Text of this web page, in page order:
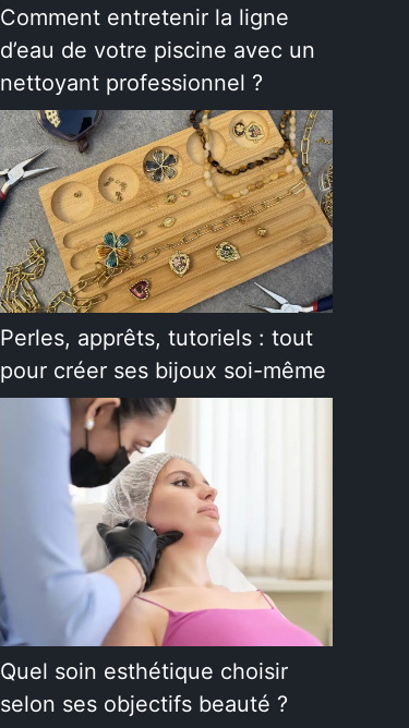
Comment entretenir la ligne
d’eau de votre piscine avec un
nettoyant professionnel ?
Perles, apprêts, tutoriels : tout
pour créer ses bijoux soi-même
Quel soin esthétique choisir
selon ses objectifs beauté ?